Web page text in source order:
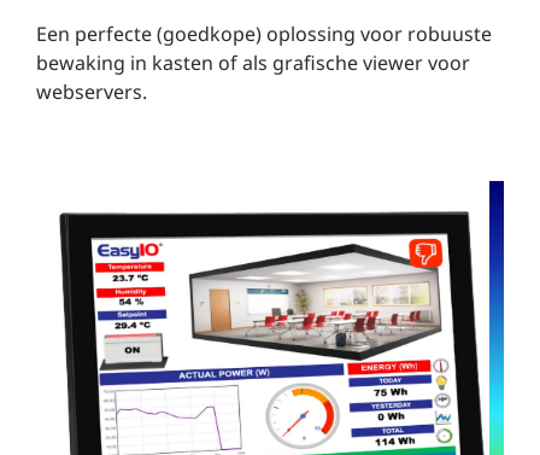
Een perfecte (goedkope) oplossing voor robuuste
bewaking in kasten of als grafische viewer voor
webservers.